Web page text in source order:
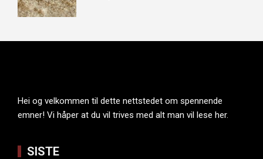
Hei og velkommen til dette nettstedet om spennende
emner! Vi håper at du vil trives med alt man vil lese her.
SISTE